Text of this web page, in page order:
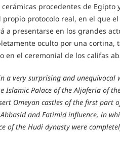
procedentes de Egipto
propio protocolo real, en el que
a presentarse en los grandes
oculto por una cortina,
en el ceremonial de los califas
a very surprising and unequivocal
Islamic Palace of the Aljaferia of
Omeyan castles of the first part
and Fatimid influence, in
of the Hudi dynasty were